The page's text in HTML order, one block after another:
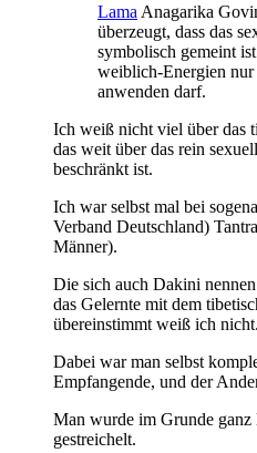
Lama Anagarika
überzeugt, dass das
symbolisch gemeint
weiblich-Energien nur
anwenden darf.
Ich weiß nicht viel über das
das weit über das rein
beschränkt ist.
Ich war selbst mal bei
Verband Deutschland)
Männer).
Die sich auch Dakini
das Gelernte mit dem
übereinstimmt weiß ich nicht.
Dabei war man selbst
Empfangende, und der
Man wurde im Grunde
gestreichelt.